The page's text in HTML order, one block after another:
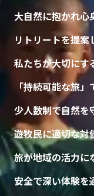
大自然に抱かれ心
リトリートを提案
私たちが大切にす
「持続可能な旅」
少人数制で自然を
遊牧民に適切な対
旅が地域の活力に
安全で深い体験を